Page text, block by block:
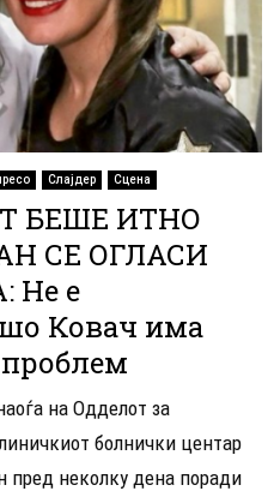
Слајдер Сцена
БЕШЕ ИТНО
СЕ ОГЛАСИ
Не е
Ковач има
на Одделот за
болнички центар
неколку дена поради